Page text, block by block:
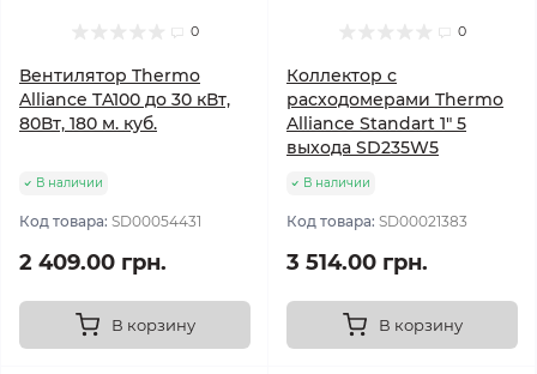
0
Вентилятор Thermo
Alliance TA100 до 30 кВт,
80Вт, 180 м. куб.
В наличии
Код товара: SD00054431
2 409.00 грн.
В корзину
0
Коллектор с
расходомерами Thermo
Alliance Standart 1" 5
выхода SD235W5
В наличии
Код товара: SD00021383
3 514.00 грн.
В корзину